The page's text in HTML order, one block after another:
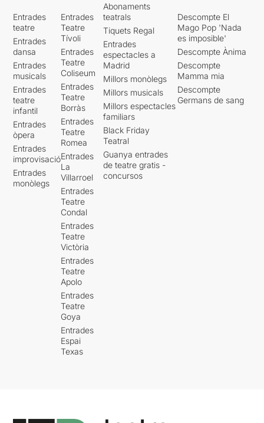
Entrades
teatre
Entrades
dansa
Entrades
musicals
Entrades
teatre
infantil
Entrades
òpera
Entrades
improvisació
Entrades
monòlegs
Entrades
Teatre
Tívoli
Entrades
Teatre
Coliseum
Entrades
Teatre
Borràs
Entrades
Teatre
Romea
Entrades
La
Villarroel
Entrades
Teatre
Condal
Entrades
Teatre
Victòria
Entrades
Teatre
Apolo
Entrades
Teatre
Goya
Entrades
Espai
Texas
Abonaments
teatrals
Tiquets Regal
Entrades
espectacles a
Madrid
Millors monòlegs
Millors musicals
Millors espectacles
familiars
Black Friday
Teatral
Guanya entrades
de teatre gratis -
concursos
Descompte El
Mago Pop 'Nada
es imposible'
Descompte Ànima
Descompte
Mamma mia
Descompte
Germans de sang